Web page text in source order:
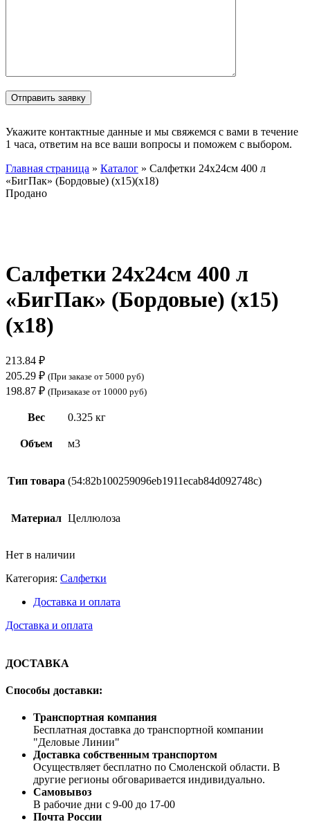
Укажите контактные данные и мы свяжемся с вами в течение
1 часа, ответим на все ваши вопросы и поможем с выбором.
Главная страница » Каталог » Салфетки 24х24см 400 л
«БигПак» (Бордовые) (х15)(х18)
Продано
Салфетки 24х24см 400 л
«БигПак» (Бордовые) (х15)
(х18)
213.84 ₽
205.29 ₽ (При заказе от 5000 руб)
198.87 ₽ (Призаказе от 10000 руб)
Вес 0.325 кг
Объем м3
Тип товара (54:82b100259096eb1911ecab84d092748c)
Материал Целлюлоза
Нет в наличии
Категория: Салфетки
Доставка и оплата
Доставка и оплата
ДОСТАВКА
Способы доставки:
Транспортная компания
Бесплатная доставка до транспортной компании
"Деловые Линии"
Доставка собственным транспортом
Осуществляет бесплатно по Смоленской области. В
другие регионы обговаривается индивидуально.
Самовывоз
В рабочие дни с 9-00 до 17-00
Почта России